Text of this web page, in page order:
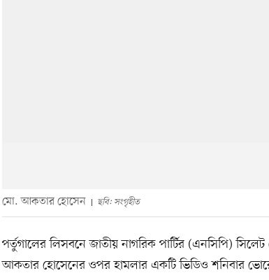
মো. আকতার হোসেন ছবি: সংগৃহীত
পর্তুগালের লিসবনে জাতীয় নাগরিক পার্টির (এনসিপি)
আকতার হোসেনের ওপর হামলার একটি ভিডিও শনিবার